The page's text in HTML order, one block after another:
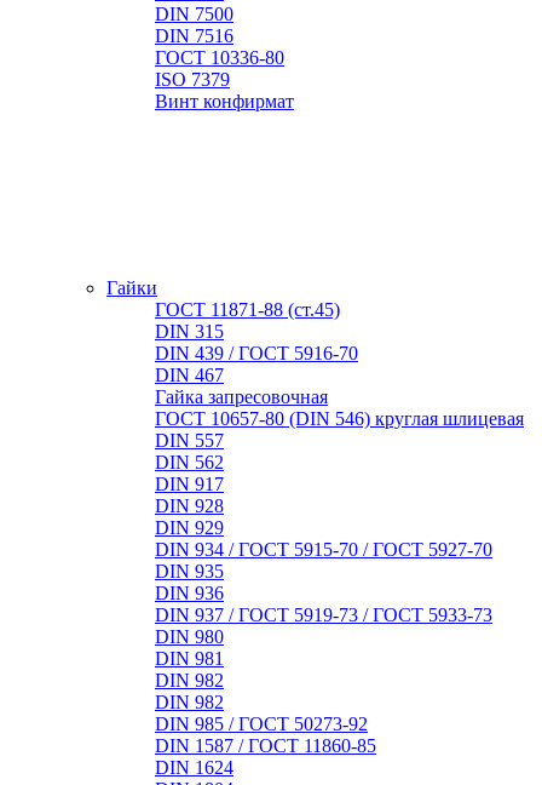
DIN 7500
DIN 7516
ГОСТ 10336-80
ISO 7379
Винт конфирмат
Гайки
ГОСТ 11871-88 (ст.45)
DIN 315
DIN 439 / ГОСТ 5916-70
DIN 467
Гайка запресовочная
ГОСТ 10657-80 (DIN 546) круглая шлицевая
DIN 557
DIN 562
DIN 917
DIN 928
DIN 929
DIN 934 / ГОСТ 5915-70 / ГОСТ 5927-70
DIN 935
DIN 936
DIN 937 / ГОСТ 5919-73 / ГОСТ 5933-73
DIN 980
DIN 981
DIN 982
DIN 982
DIN 985 / ГОСТ 50273-92
DIN 1587 / ГОСТ 11860-85
DIN 1624